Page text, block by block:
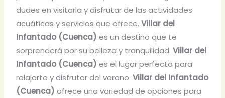
dudes en visitarla y disfrutar de las actividades
acuáticas y servicios que ofrece.Villar del
Infantado (Cuenca) es un destino que te
sorprenderá por su belleza y tranquilidad.Villar del
Infantado (Cuenca) es el lugar perfecto para
relajarte y disfrutar del verano.Villar del Infantado
(Cuenca) ofrece una variedad de opciones para